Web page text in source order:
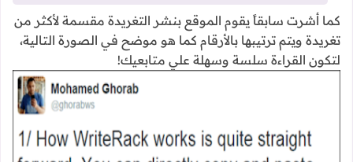
كما أشرت سابقاً يقوم الموقع بنشر التغريدة مقسمة لأكثر من
تغريدة ويتم ترتيبها بالأرقام كما هو موضح في الصورة التالية،
لتكون القراءة سلسة وسهلة علي متابعيك!